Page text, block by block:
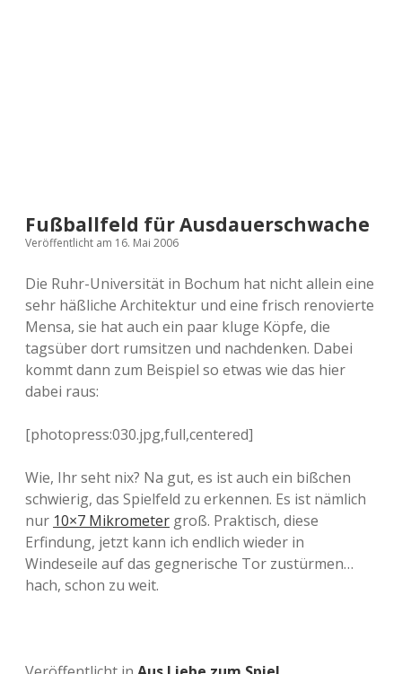
Fußballfeld für Ausdauerschwache
Veröffentlicht am 16. Mai 2006
Die Ruhr-Universität in Bochum hat nicht allein eine
sehr häßliche Architektur und eine frisch renovierte
Mensa, sie hat auch ein paar kluge Köpfe, die
tagsüber dort rumsitzen und nachdenken. Dabei
kommt dann zum Beispiel so etwas wie das hier
dabei raus:
[photopress:030.jpg,full,centered]
Wie, Ihr seht nix? Na gut, es ist auch ein bißchen
schwierig, das Spielfeld zu erkennen. Es ist nämlich
nur 10×7 Mikrometer groß. Praktisch, diese
Erfindung, jetzt kann ich endlich wieder in
Windeseile auf das gegnerische Tor zustürmen…
hach, schon zu weit.